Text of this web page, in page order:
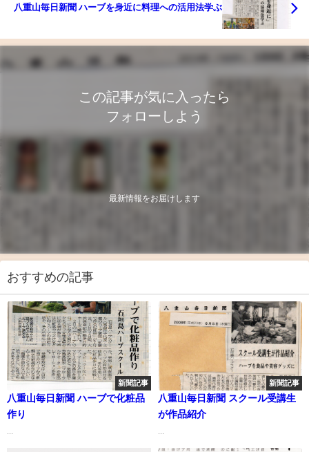
八重山毎日新聞 ハーブを身近に料理への活用法学ぶ
この記事が気に入ったら
フォローしよう
最新情報をお届けします
おすすめの記事
新聞記事
八重山毎日新聞 ハーブで化粧品
作り
新聞記事
八重山毎日新聞 スクール受講生
が作品紹介